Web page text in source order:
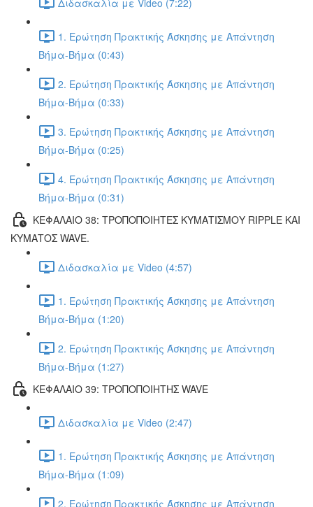
1. Ερώτηση Πρακτικής Άσκησης με Απάντηση
Βήμα-Βήμα (0:43)
2. Ερώτηση Πρακτικής Άσκησης με Απάντηση
Βήμα-Βήμα (0:33)
3. Ερώτηση Πρακτικής Άσκησης με Απάντηση
Βήμα-Βήμα (0:25)
4. Ερώτηση Πρακτικής Άσκησης με Απάντηση
Βήμα-Βήμα (0:31)
ΚΕΦΑΛΑΙΟ 38: ΤΡΟΠΟΠΟΙΗΤΕΣ ΚΥΜΑΤΙΣΜΟΥ RIPPLE ΚΑΙ
ΚΥΜΑΤΟΣ WAVE.
Διδασκαλία με Video (4:57)
1. Ερώτηση Πρακτικής Άσκησης με Απάντηση
Βήμα-Βήμα (1:20)
2. Ερώτηση Πρακτικής Άσκησης με Απάντηση
Βήμα-Βήμα (1:27)
ΚΕΦΑΛΑΙΟ 39: ΤΡΟΠΟΠΟΙΗΤΗΣ WAVE
Διδασκαλία με Video (2:47)
1. Ερώτηση Πρακτικής Άσκησης με Απάντηση
Βήμα-Βήμα (1:09)
2. Ερώτηση Πρακτικής Άσκησης με Απάντηση